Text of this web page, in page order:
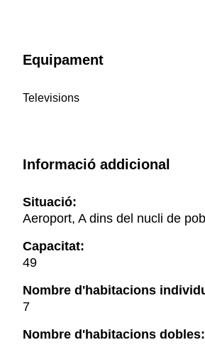
Equipament
Televisions
Informació addicional
Situació:
Aeroport, A dins del nucli de
Capacitat:
49
Nombre d'habitacions
7
Nombre d'habitacions dobles: